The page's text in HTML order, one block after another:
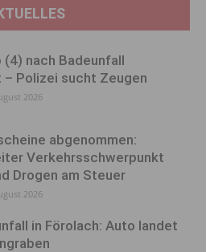
(4) nach Badeunfall
– Polizei sucht Zeugen
2026
abgenommen:
Verkehrsschwerpunkt
Drogen am Steuer
2026
in Förolach: Auto landet